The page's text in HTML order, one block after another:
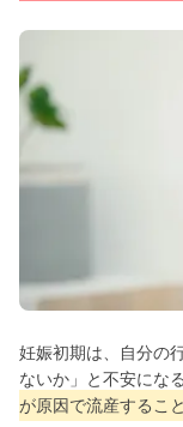
妊娠初期は、自分の
ないか」と不安にな
が原因で流産するこ